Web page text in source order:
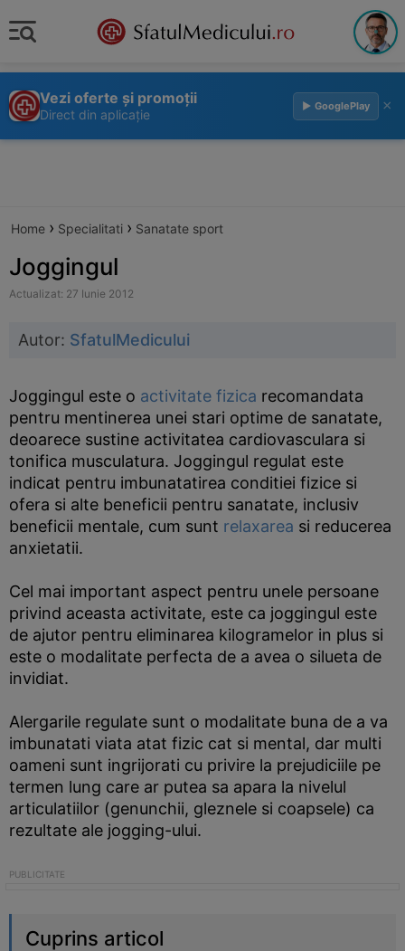
Vezi oferte și promoții
Direct din aplicație
▶ GooglePlay ×
Home › Specialitati › Sanatate sport
Joggingul
Actualizat: 27 Iunie 2012
Autor: SfatulMedicului
Joggingul este o activitate fizica recomandata
pentru mentinerea unei stari optime de sanatate,
deoarece sustine activitatea cardiovasculara si
tonifica musculatura. Joggingul regulat este
indicat pentru imbunatatirea conditiei fizice si
ofera si alte beneficii pentru sanatate, inclusiv
beneficii mentale, cum sunt relaxarea si reducerea
anxietatii.
Cel mai important aspect pentru unele persoane
privind aceasta activitate, este ca joggingul este
de ajutor pentru eliminarea kilogramelor in plus si
este o modalitate perfecta de a avea o silueta de
invidiat.
Alergarile regulate sunt o modalitate buna de a va
imbunatati viata atat fizic cat si mental, dar multi
oameni sunt ingrijorati cu privire la prejudiciile pe
termen lung care ar putea sa apara la nivelul
articulatiilor (genunchii, gleznele si coapsele) ca
rezultate ale jogging-ului.
Cuprins articol